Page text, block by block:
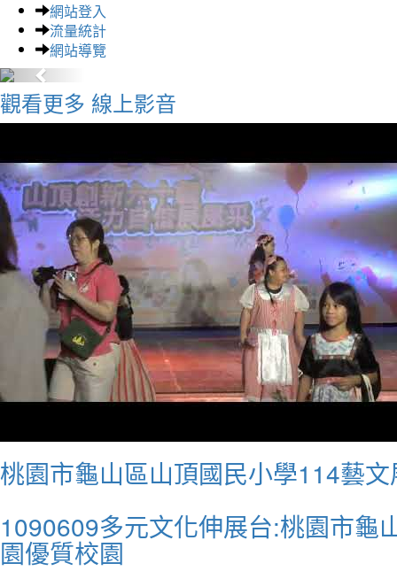
網站登入
流量統計
網站導覽
觀看更多 線上影音
桃園市龜山區山頂國民小學114藝
1090609多元文化伸展台:桃園市龜
園優質校園